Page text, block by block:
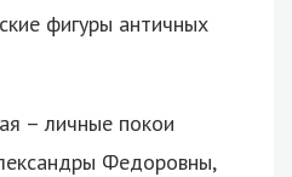
фигуры античных
– личные покои
Федоровны,